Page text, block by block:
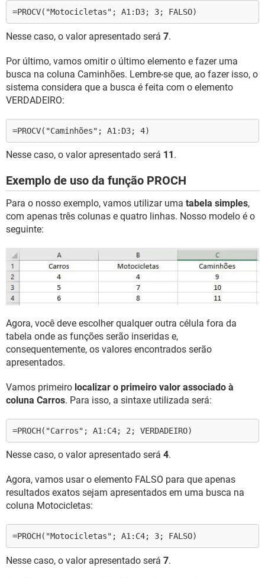
=PROCV("Motocicletas"; A1:D3; 3; FALSO)
Nesse caso, o valor apresentado será 7.
Por último, vamos omitir o último elemento e fazer uma
busca na coluna Caminhões. Lembre-se que, ao fazer isso, o
sistema considera que a busca é feita com o elemento
VERDADEIRO:
=PROCV("Caminhões"; A1:D3; 4)
Nesse caso, o valor apresentado será 11 .
Exemplo de uso da função PROCH
Para o nosso exemplo, vamos utilizar uma tabela simples,
com apenas três colunas e quatro linhas. Nosso modelo é o
seguinte:
Agora, você deve escolher qualquer outra célula fora da
tabela onde as funções serão inseridas e,
consequentemente, os valores encontrados serão
apresentados.
Vamos primeiro localizar o primeiro valor associado à
coluna Carros. Para isso, a sintaxe utilizada será:
=PROCH("Carros"; A1:C4; 2; VERDADEIRO)
Nesse caso, o valor apresentado será 4.
Agora, vamos usar o elemento FALSO para que apenas
resultados exatos sejam apresentados em uma busca na
coluna Motocicletas:
=PROCH("Motocicletas"; A1:C4; 3; FALSO)
Nesse caso, o valor apresentado será 7.